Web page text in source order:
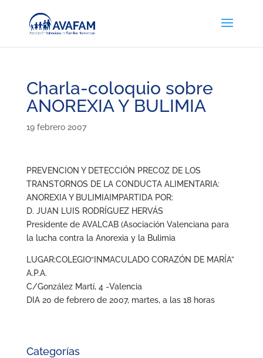
Charla-coloquio sobre
ANOREXIA Y BULIMIA
19 febrero 2007
PREVENCION Y DETECCIÓN PRECOZ DE LOS
TRANSTORNOS DE LA CONDUCTA ALIMENTARIA:
ANOREXIA Y BULIMIAIMPARTIDA POR:
D. JUAN LUIS RODRÍGUEZ HERVÁS
Presidente de AVALCAB (Asociación Valenciana para
la lucha contra la Anorexia y la Bulimia
LUGAR:COLEGIO“INMACULADO CORAZÓN DE MARÍA”
A.P.A.
C/González Martí, 4 -Valencia
DIA 20 de febrero de 2007, martes, a las 18 horas
Categorías